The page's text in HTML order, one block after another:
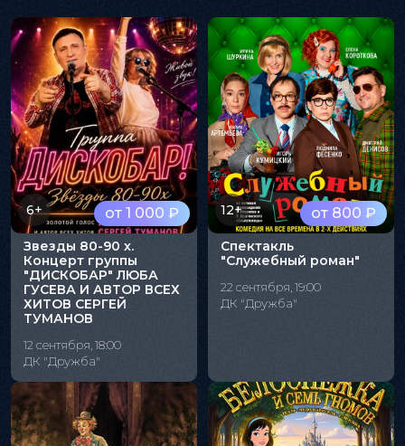
от 1 000 ₽
6+
Звезды 80-90 х.
Концерт группы
"ДИСКОБАР" ЛЮБА
ГУСЕВА И АВТОР ВСЕХ
ХИТОВ СЕРГЕЙ
ТУМАНОВ
12 сентября, 18:00
ДК "Дружба"
от 800 ₽
12+
Спектакль
"Служебный роман"
22 сентября, 19:00
ДК "Дружба"